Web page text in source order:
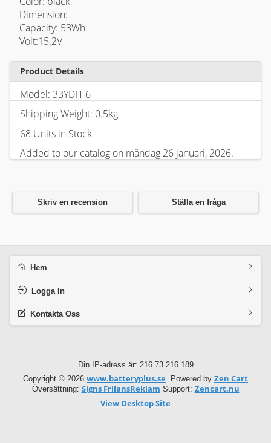
Dimension:
Capacity: 53Wh
Volt:15.2V
Product Details
Model: 33YDH-6
Shipping Weight: 0.5kg
68 Units in Stock
Added to our catalog on måndag 26 januari, 2026.
Skriv en recension Ställa en fråga
Hem
Logga In
Kontakta Oss
Din IP-adress är: 216.73.216.189
Copyright © 2026 www.batteryplus.se. Powered by Zen Cart
Översättning: Signs FrilansReklam Support: Zencart.nu
View Desktop Site